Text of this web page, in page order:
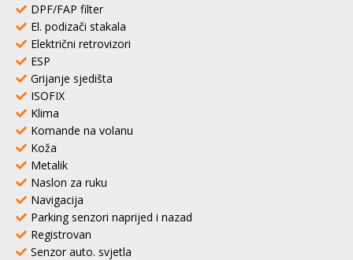
DPF/FAP filter
El. podizači stakala
Električni retrovizori
ESP
Grijanje sjedišta
ISOFIX
Klima
Komande na volanu
Koža
Metalik
Naslon za ruku
Navigacija
Parking senzori naprijed i nazad
Registrovan
Senzor auto. svjetla